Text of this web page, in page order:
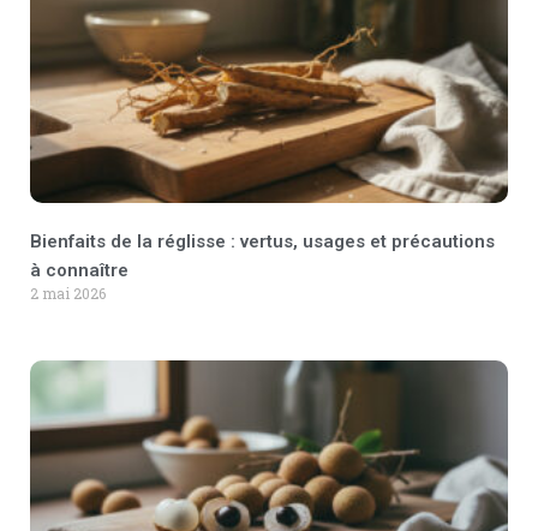
Bienfaits de la réglisse : vertus, usages et précautions
à connaître
2 mai 2026